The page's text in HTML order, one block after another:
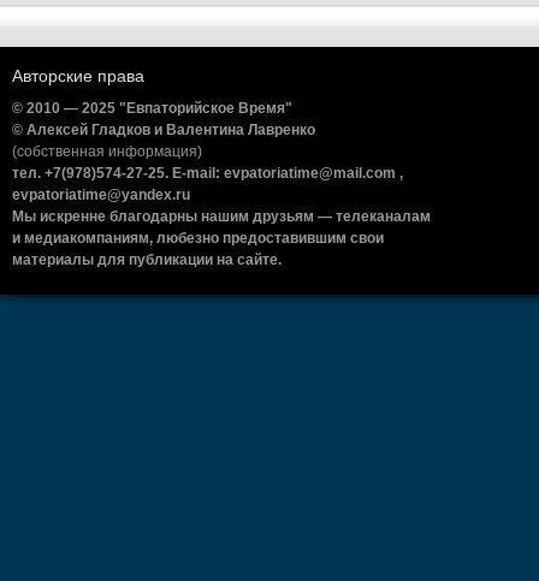
Авторские права
© 2010 — 2025 "Евпаторийское Время"
© Алексей Гладков и Валентина Лавренко
(собственная информация)
тел. +7(978)574-27-25. E-mail: evpatoriatime@mail.com ,
evpatoriatime@yandex.ru
Мы искренне благодарны нашим друзьям — телеканалам
и медиакомпаниям, любезно предоставившим свои
материалы для публикации на сайте.